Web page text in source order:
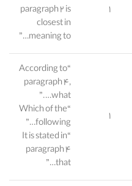
۱
paragraph ۲ is
closest in
meaning to…”
۱
“According to
paragraph ۴,
what….”
“Which of the
following…”
“It is stated in
paragraph ۴
that…”